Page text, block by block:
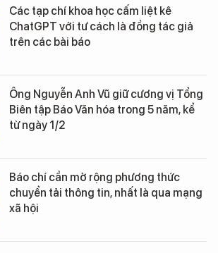
Các tạp chí khoa học cấm liệt kê
ChatGPT với tư cách là đồng tác giả
trên các bài báo
Ông Nguyễn Anh Vũ giữ cương vị Tổng
Biên tập Báo Văn hóa trong 5 năm, kể
từ ngày 1/2
Báo chí cần mở rộng phương thức
chuyển tải thông tin, nhất là qua mạng
xã hội